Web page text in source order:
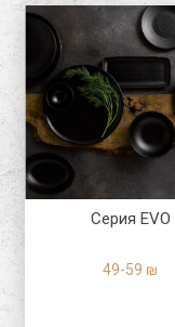
Серия EVO
49-59 ₪